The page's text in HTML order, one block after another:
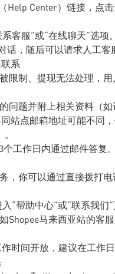
Help Center）链接，点
客服”或“在线聊天”选项
话，随后可以请求人工客
系
限制、提现无法处理，
问题并附上相关资料（
站点邮箱地址可能不同
工作日内通过邮件答复
，你可以通过直接拨打
“帮助中心”或“联系我们
Shopee马来西亚站的客
时间开放，建议在工作